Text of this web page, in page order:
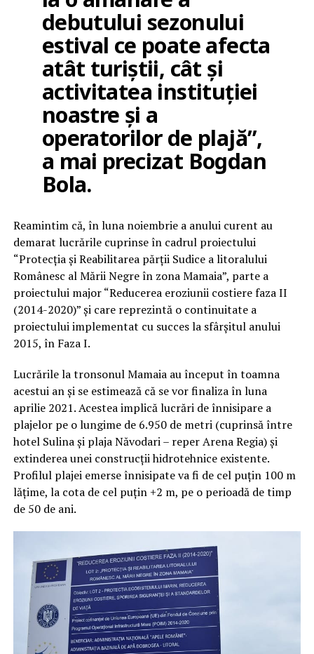
debutului sezonului
estival ce poate afecta
atât turiștii, cât și
activitatea instituției
noastre și a
operatorilor de plajă”,
a mai precizat Bogdan
Bola.
Reamintim că, în luna noiembrie a anului curent au
demarat lucrările cuprinse în cadrul proiectului
“Protecția și Reabilitarea părții Sudice a litoralului
Românesc al Mării Negre în zona Mamaia”, parte a
proiectului major “Reducerea eroziunii costiere faza II
(2014-2020)” și care reprezintă o continuitate a
proiectului implementat cu succes la sfârșitul anului
2015, în Faza I.
Lucrările la tronsonul Mamaia au început în toamna
acestui an și se estimează că se vor finaliza în luna
aprilie 2021. Acestea implică lucrări de înnisipare a
plajelor pe o lungime de 6.950 de metri (cuprinsă între
hotel Sulina și plaja Năvodari – reper Arena Regia) și
extinderea unei construcții hidrotehnice existente.
Profilul plajei emerse înnisipate va fi de cel puțin 100 m
lățime, la cota de cel puțin +2 m, pe o perioadă de timp
de 50 de ani.